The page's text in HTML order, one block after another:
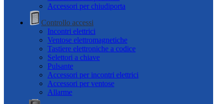
Accessori per chiudiporta
Controllo accessi
Incontri elettrici
Ventose elettromagnetiche
Tastiere elettroniche a codice
Selettori a chiave
Pulsante
Accessori per incontri elettrici
Accessori per ventose
Allarme